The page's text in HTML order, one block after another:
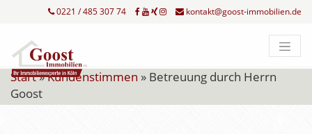
0221 / 485 307 74 kontakt@goost-immobilien.de
Start»Kundenstimmen » Betreuung durch Herrn
Goost